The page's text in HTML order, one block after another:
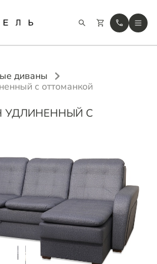
диваны
с оттоманкой
УДЛИНЕННЫЙ С